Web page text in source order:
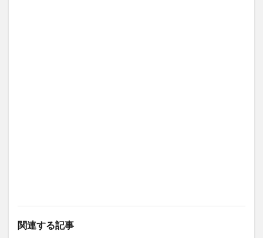
関連する記事